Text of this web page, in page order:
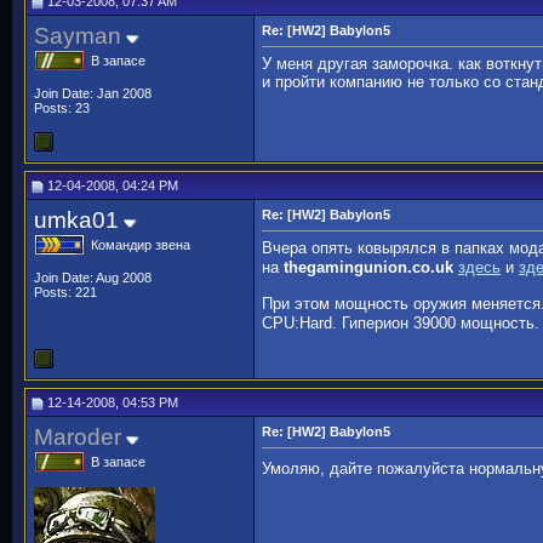
Sayman
В запасе
Join Date: Jan 2008
Posts: 23
Re: [HW2] Babylon5
У меня другая заморочка. как
и пройти компанию не только со
12-04-2008, 04:24 PM
umka01
Командир звена
Join Date: Aug 2008
Posts: 221
Re: [HW2] Babylon5
Вчера опять ковырялся в папках
на thegamingunion.co.uk здесь и
При этом мощность оружия
CPU:Hard. Гиперион 39000
12-14-2008, 04:53 PM
Maroder
В запасе
Re: [HW2] Babylon5
Умоляю, дайте пожалуйста